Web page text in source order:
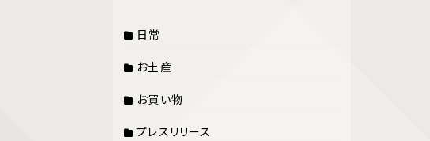
日常
お土産
お買い物
プレスリリース